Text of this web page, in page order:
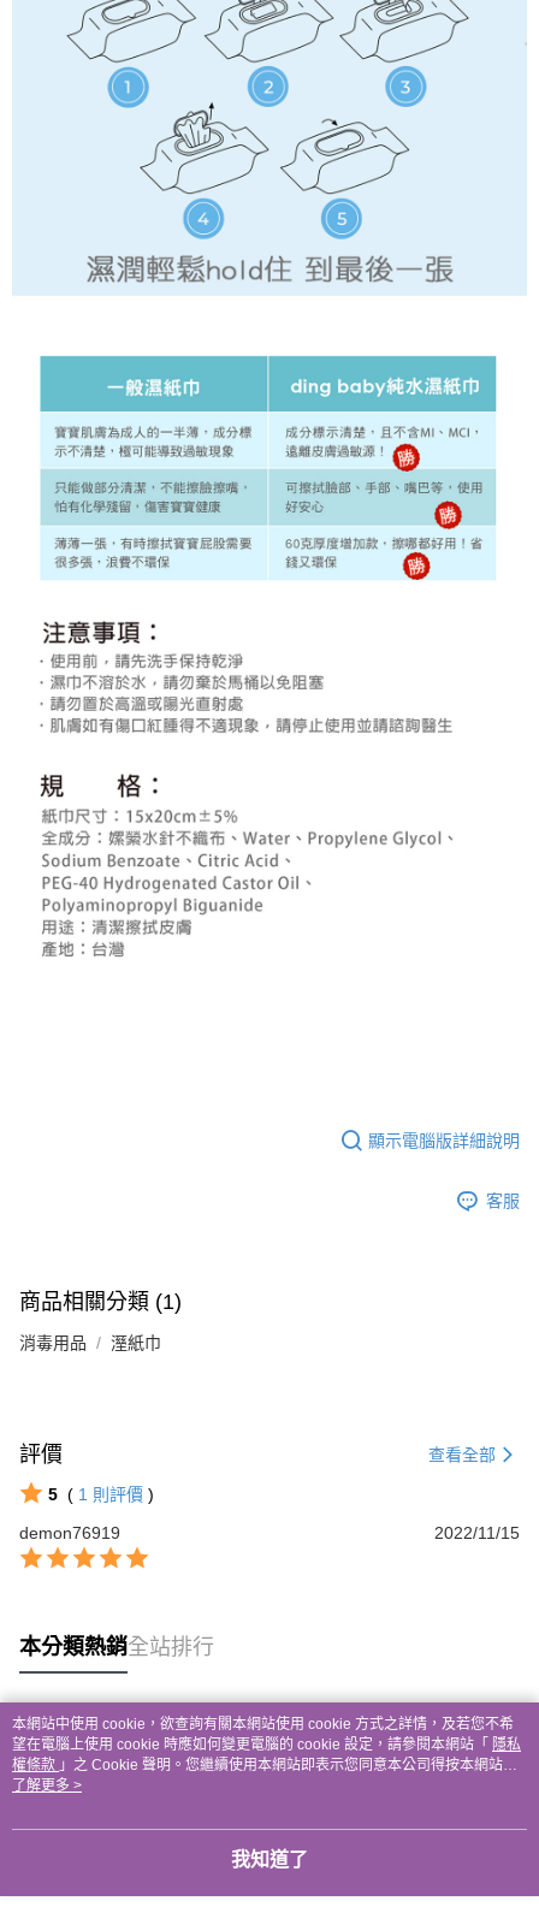
顯示電腦版詳細說明
客服
商品相關分類 (1)
消毒用品 溼紙巾
評價 查看全部
5 ( 1 則評價 )
demon76919
2022/11/15
本分類熱銷全站排行
熱門標籤
本網站中使用 cookie，欲查詢有關本網站使用 cookie 方式之詳情，及若您不希
望在電腦上使用 cookie 時應如何變更電腦的 cookie 設定，請參閱本網站「 隱私
權條款 」之 Cookie 聲明。您繼續使用本網站即表示您同意本公司得按本網站使
用條款之 Cookie 聲明使用 cookie。
了解更多 >
我知道了